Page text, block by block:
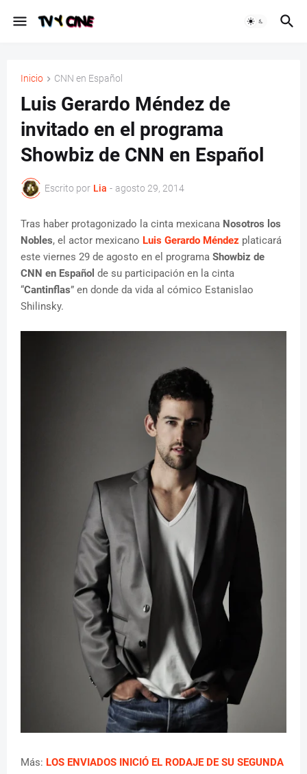
Inicio CNN en Español
Luis Gerardo Méndez de
invitado en el programa
Showbiz de CNN en Español
Escrito por Lia - agosto 29, 2014
Tras haber protagonizado la cinta mexicana Nosotros los
Nobles, el actor mexicano Luis Gerardo Méndez platicará
este viernes 29 de agosto en el programa Showbiz de
CNN en Español de su participación en la cinta
“Cantinflas” en donde da vida al cómico Estanislao
Shilinsky.
Más: LOS ENVIADOS INICIÓ EL RODAJE DE SU SEGUNDA